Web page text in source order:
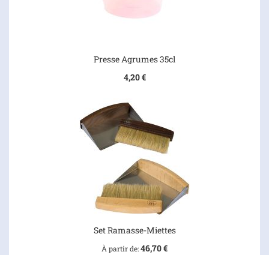
Presse Agrumes 35cl
4,20 €
Set Ramasse-Miettes
À partir de 46,70 €